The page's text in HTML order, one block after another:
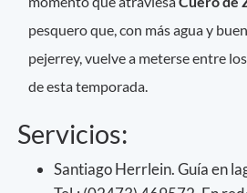
pesquero que, con más agua y
pejerrey, vuelve a meterse entre
de esta temporada.
Servicios:
Santiago Herrlein. Guía en